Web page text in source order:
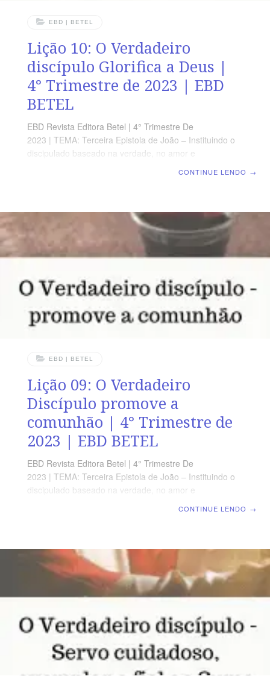
EBD | BETEL
Lição 10: O Verdadeiro
discípulo Glorifica a Deus |
4° Trimestre de 2023 | EBD
BETEL
EBD Revista Editora Betel | 4° Trimestre De
2023 | TEMA: Terceira Epistola de João – Instituindo o
discipulado baseado na verdade, no amor e
VERDADE APLICADA O discípulo de Cristo deve ser
exemplo, para o rebanho, de um viver coerente com os
princípios bíblicos, para a glória de Deus. OBJETIVOS
DA LIÇÃO
CONTINUE LENDO →
EBD | BETEL
Lição 09: O Verdadeiro
Discípulo promove a
comunhão | 4° Trimestre de
2023 | EBD BETEL
EBD Revista Editora Betel | 4° Trimestre De
2023 | TEMA: Terceira Epistola de João – Instituindo o
discipulado baseado na verdade, no amor e
APLICADA Uma das marcas do discípulo de Cristo é o
interesse e a busca em estar junto com os que também
estão em Cristo. OBJETIVOS DA LIÇÃO Reafirmar a
importância da unidade dos cristãos.Mostrar o propósito
CONTINUE LENDO →